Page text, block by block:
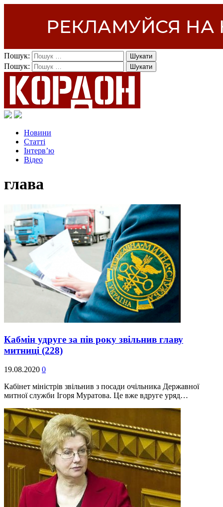
Пошук:
Пошук:
Новини
Статті
Інтерв’ю
Відео
глава
Кабмін удруге за пів року звільнив главу
митниці (228)
19.08.2020 0
Кабінет міністрів звільнив з посади очільника Державної
митної служби Ігоря Муратова. Це вже вдруге уряд…